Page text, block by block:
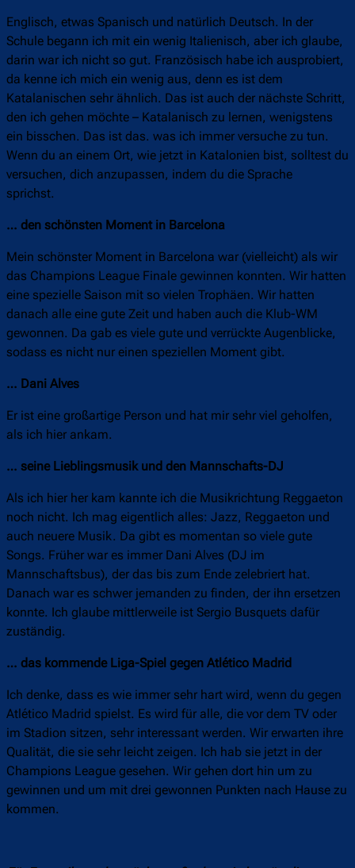
Englisch, etwas Spanisch und natürlich Deutsch. In der
Schule begann ich mit ein wenig Italienisch, aber ich glaube,
darin war ich nicht so gut. Französisch habe ich ausprobiert,
da kenne ich mich ein wenig aus, denn es ist dem
Katalanischen sehr ähnlich. Das ist auch der nächste Schritt,
den ich gehen möchte – Katalanisch zu lernen, wenigstens
ein bisschen. Das ist das. was ich immer versuche zu tun.
Wenn du an einem Ort, wie jetzt in Katalonien bist, solltest du
versuchen, dich anzupassen, indem du die Sprache
sprichst.
… den schönsten Moment in Barcelona
Mein schönster Moment in Barcelona war (vielleicht) als wir
das Champions League Finale gewinnen konnten. Wir hatten
eine spezielle Saison mit so vielen Trophäen. Wir hatten
danach alle eine gute Zeit und haben auch die Klub-WM
gewonnen. Da gab es viele gute und verrückte Augenblicke,
sodass es nicht nur einen speziellen Moment gibt.
… Dani Alves
Er ist eine großartige Person und hat mir sehr viel geholfen,
als ich hier ankam.
… seine Lieblingsmusik und den Mannschafts-DJ
Als ich hier her kam kannte ich die Musikrichtung Reggaeton
noch nicht. Ich mag eigentlich alles: Jazz, Reggaeton und
auch neuere Musik. Da gibt es momentan so viele gute
Songs. Früher war es immer Dani Alves (DJ im
Mannschaftsbus), der das bis zum Ende zelebriert hat.
Danach war es schwer jemanden zu finden, der ihn ersetzen
konnte. Ich glaube mittlerweile ist Sergio Busquets dafür
zuständig.
… das kommende Liga-Spiel gegen Atlético Madrid
Ich denke, dass es wie immer sehr hart wird, wenn du gegen
Atlético Madrid spielst. Es wird für alle, die vor dem TV oder
im Stadion sitzen, sehr interessant werden. Wir erwarten ihre
Qualität, die sie sehr leicht zeigen. Ich hab sie jetzt in der
Champions League gesehen. Wir gehen dort hin um zu
gewinnen und um mit drei gewonnen Punkten nach Hause zu
kommen.